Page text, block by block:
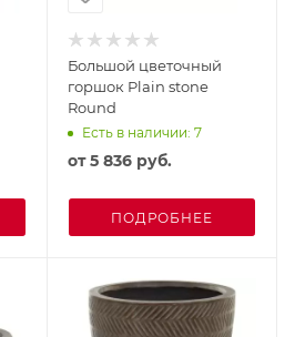
Большой цветочный
горшок Plain stone
Round
Есть в наличии: 7
от5 836 руб.
ПОДРОБНЕЕ